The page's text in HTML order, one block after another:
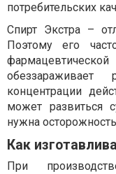
потребительских
Спирт Экстра –
Поэтому его
концентрации
может развиться
нужна
Как
При